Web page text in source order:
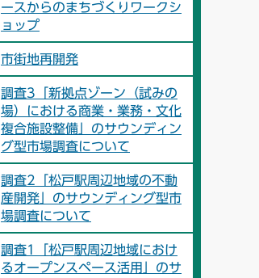
ースからのまちづくりワークシ
ョップ
市街地再開発
調査3「新拠点ゾーン（試みの
場）における商業・業務・文化
複合施設整備」のサウンディン
グ型市場調査について
調査2「松戸駅周辺地域の不動
産開発」のサウンディング型市
場調査について
調査1「松戸駅周辺地域におけ
るオープンスペース活用」のサ